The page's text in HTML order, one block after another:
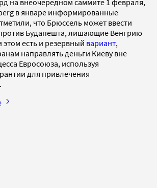
в январе информированные
что Брюссель может ввести
Будапешта, лишающие Венгрию
этом есть и резервный вариант,
направлять деньги Киеву вне
Евросоюза, используя
для привлечения